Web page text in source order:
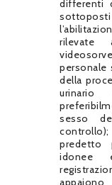
differenti
rilevate
personale
della
sesso
controllo);
predetto
idonee